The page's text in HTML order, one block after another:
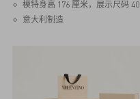
模特身高 176 厘米，展示尺码 40
意大利制造